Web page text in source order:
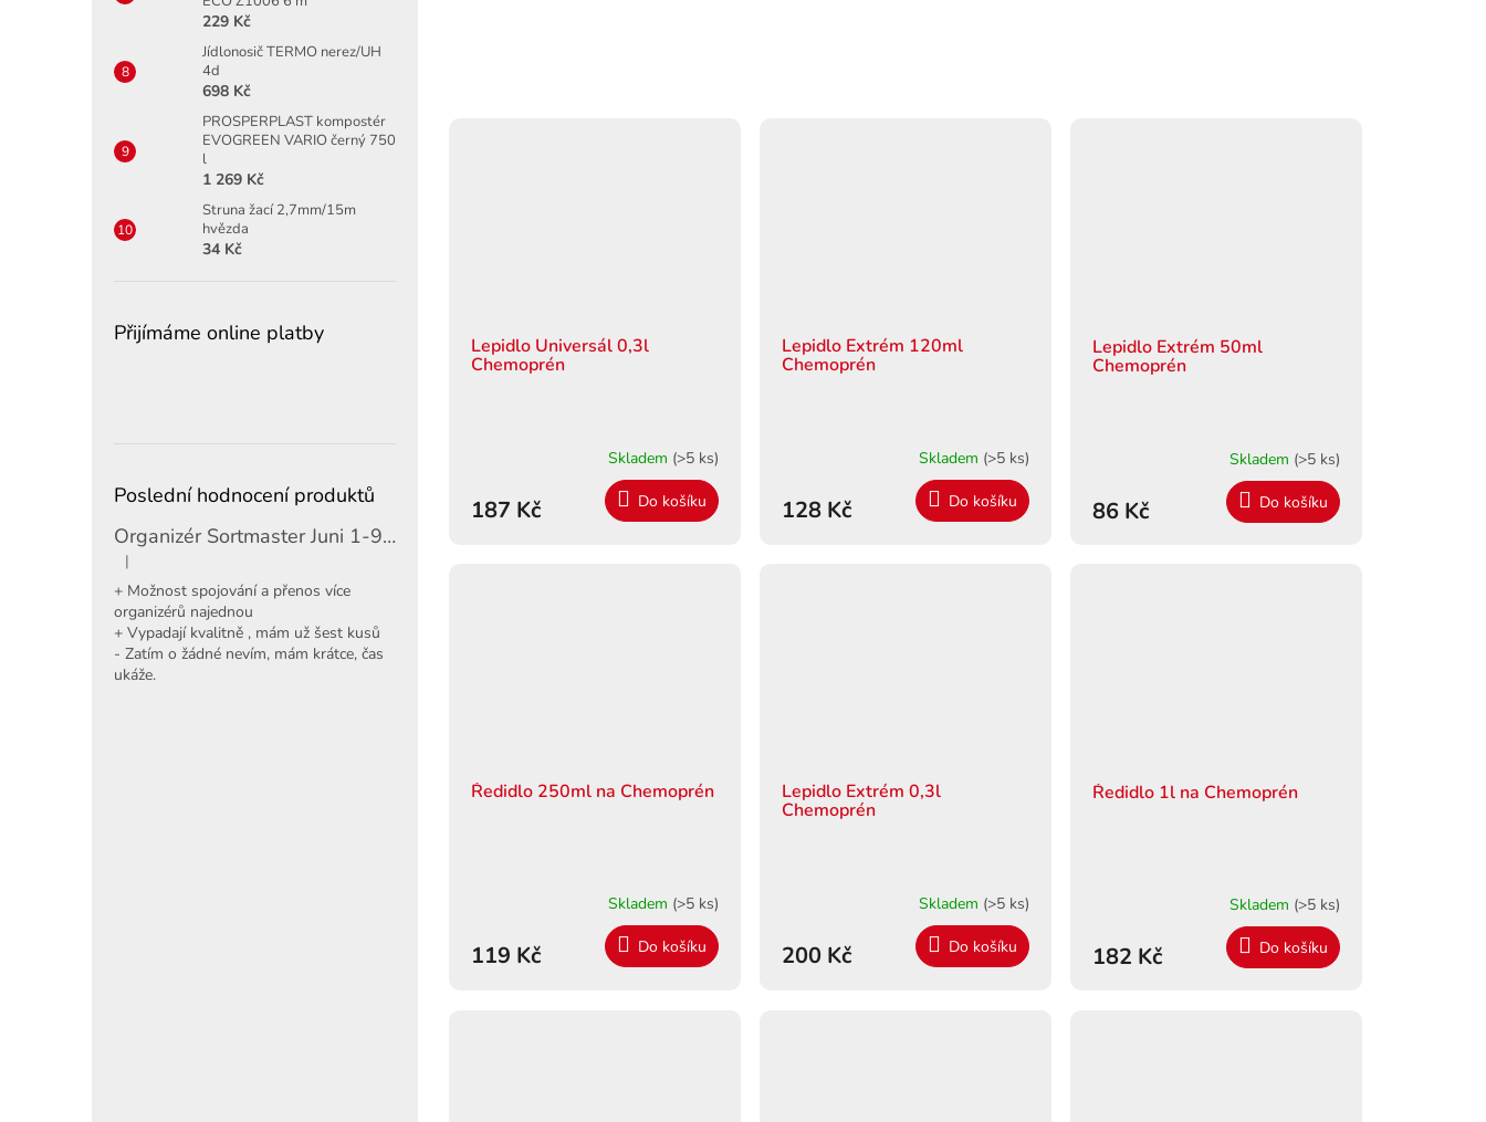
229 Kč
Jídlonosič TERMO nerez/UH
4d
698 Kč
PROSPERPLAST kompostér
EVOGREEN VARIO černý 750
l
1 269 Kč
Struna žací 2,7mm/15m
hvězda
34 Kč
Přijímáme online platby
Poslední hodnocení produktů
Organizér Sortmaster Juni 1-97-483
Hodnocení produktu je 5 z 5 hvězdiček.
|
+ Možnost spojování a přenos více
organizérů najednou
+ Vypadají kvalitně , mám už šest kusů
- Zatím o žádné nevím, mám krátce, čas
ukáže.
Lepidlo Universál 0,3l
Chemoprén
Skladem (>5 ks)
187 Kč Do košíku
Lepidlo Extrém 120ml
Chemoprén
Skladem (>5 ks)
128 Kč Do košíku
Lepidlo Extrém 50ml
Chemoprén
Skladem (>5 ks)
86 Kč Do košíku
Ředidlo 250ml na Chemoprén
Skladem (>5 ks)
119 Kč Do košíku
Lepidlo Extrém 0,3l
Chemoprén
Skladem (>5 ks)
200 Kč Do košíku
Ředidlo 1l na Chemoprén
Skladem (>5 ks)
182 Kč Do košíku